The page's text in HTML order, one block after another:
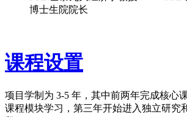
授
课程设置
项目学制为 3-5 年，其中前两年完成核心